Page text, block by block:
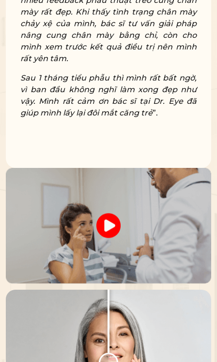
mày rất đẹp. Khi thấy tình trạng chân mày
chảy xệ của mình, bác sĩ tư vấn giải pháp
nâng cung chân mày bằng chỉ, còn cho
mình xem trước kết quả điều trị nên mình
rất yên tâm.
Sau 1 tháng tiểu phẫu thì mình rất bất ngờ,
vì ban đầu không nghĩ làm xong đẹp như
vậy. Mình rất cảm ơn bác sĩ tại Dr. Eye đã
giúp mình lấy lại đôi mắt căng trẻ”.